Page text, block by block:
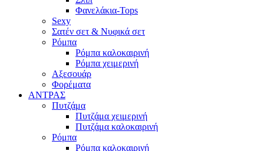
Φανελάκια-Tops
Sexy
Σατέν σετ & Νυφικά σετ
Ρόμπα
Ρόμπα καλοκαιρινή
Ρόμπα χειμερινή
Αξεσουάρ
Φορέματα
ΑΝΤΡΑΣ
Πυτζάμα
Πυτζάμα χειμερινή
Πυτζάμα καλοκαιρινή
Ρόμπα
Ρόμπα καλοκαιρινή